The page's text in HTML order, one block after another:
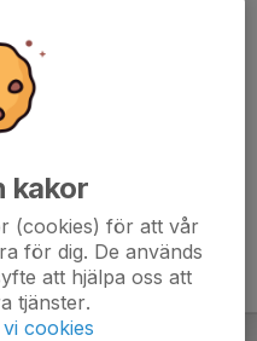
kakor
(cookies) för att vår
för dig. De används
att hjälpa oss att
tjänster.
cookies